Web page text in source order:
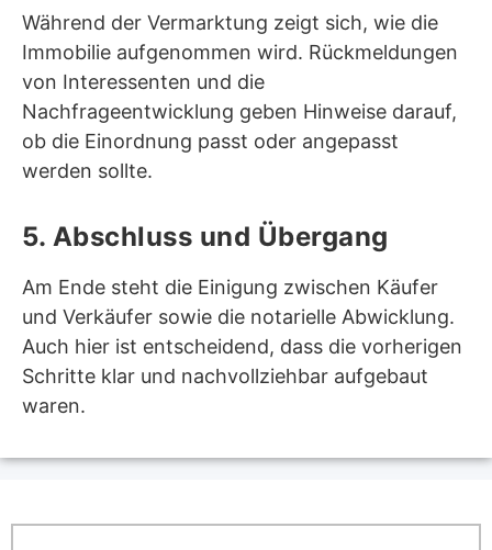
Während der Vermarktung zeigt sich, wie die
Immobilie aufgenommen wird. Rückmeldungen
von Interessenten und die
Nachfrageentwicklung geben Hinweise darauf,
ob die Einordnung passt oder angepasst
werden sollte.
5. Abschluss und Übergang
Am Ende steht die Einigung zwischen Käufer
und Verkäufer sowie die notarielle Abwicklung.
Auch hier ist entscheidend, dass die vorherigen
Schritte klar und nachvollziehbar aufgebaut
waren.